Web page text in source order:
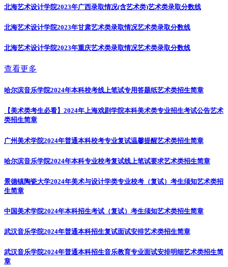
北海艺术设计学院2023年广西录取情况(含艺术类)艺术类录取分数线
北海艺术设计学院2023年甘肃艺术类录取情况艺术类录取分数线
北海艺术设计学院2023年重庆艺术类录取情况艺术类录取分数线
查看更多
哈尔滨音乐学院2024年本科校考线上笔试专用答题纸艺术类招生简章
【美术类考生必看】2024年上海戏剧学院本科美术类专业招生考试公告艺术
类招生简章
广州美术学院2024年普通本科校考专业复试温馨提醒艺术类招生简章
哈尔滨音乐学院2024年本科专业校考复试线上笔试要求艺术类招生简章
景德镇陶瓷大学2024年美术与设计学类专业校考（复试）考生须知艺术类招
生简章
中国美术学院2024年本科招生考试（复试）考生须知艺术类招生简章
武汉音乐学院2024年普通本科招生复试面试安排艺术类招生简章
武汉音乐学院2024年普通本科招生音乐教育专业面试安排明细艺术类招生简
章